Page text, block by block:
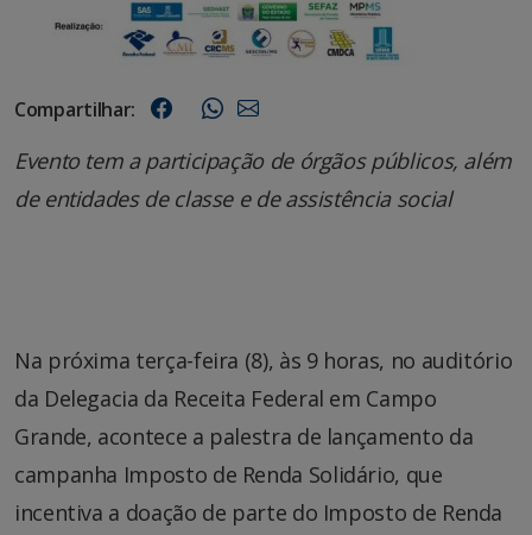
Compartilhar:
Evento tem a participação de órgãos públicos, além
de entidades de classe e de assistência social
Na próxima terça-feira (8), às 9 horas, no auditório
da Delegacia da Receita Federal em Campo
Grande, acontece a palestra de lançamento da
campanha Imposto de Renda Solidário, que
incentiva a doação de parte do Imposto de Renda